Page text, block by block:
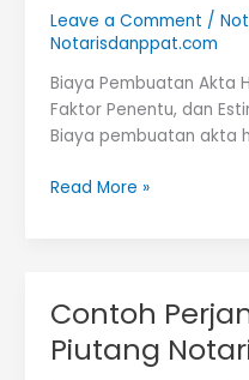
Leave a Comment /
Notarisdanppat.com
Biaya Pembuatan Akta
Faktor Penentu, dan
Biaya pembuatan akta
Biaya
Read More »
Contoh
Piutang